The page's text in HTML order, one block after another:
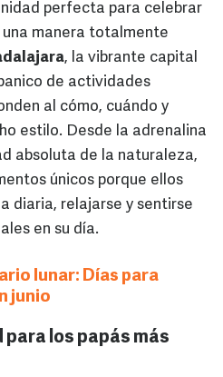
perfecta para celebrar
manera totalmente
, la vibrante capital
de actividades
al cómo, cuándo y
estilo. Desde la adrenalina
absoluta de la naturaleza,
únicos porque ellos
diaria, relajarse y sentirse
en su día.
lunar: Días para
junio
para los papás más